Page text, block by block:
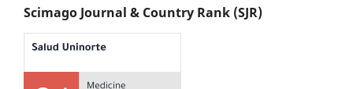
Scimago Journal & Country Rank (SJR)